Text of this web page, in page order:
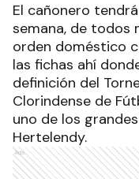
El cañonero
semana, de todos
orden doméstico
las fichas ahí
definición del
Clorindense de
uno de los
Hertelendy.
Ads